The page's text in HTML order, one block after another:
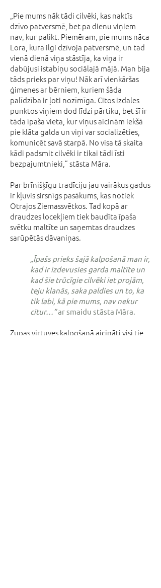
„Pie mums nāk tādi cilvēki, kas naktīs
dzīvo patversmē, bet pa dienu viņiem
nav, kur palikt. Piemēram, pie mums nāca
Lora, kura ilgi dzīvoja patversmē, un tad
vienā dienā viņa stāstīja, ka viņa ir
dabūjusi istabiņu sociālajā mājā. Man bija
tāds prieks par viņu! Nāk arī vienkāršas
ģimenes ar bērniem, kuriem šāda
palīdzība ir ļoti nozīmīga. Citos izdales
punktos viņiem dod līdzi pārtiku, bet šī ir
tāda īpaša vieta, kur viņus aicinām iekšā
pie klāta galda un viņi var socializēties,
komunicēt savā starpā. No visa tā skaita
kādi padsmit cilvēki ir tikai tādi īsti
bezpajumtnieki,” stāsta Māra.
Par brīnišķīgu tradīciju jau vairākus gadus
ir kļuvis sirsnīgs pasākums, kas notiek
Otrajos Ziemassvētkos. Tad kopā ar
draudzes locekļiem tiek baudīta īpaša
svētku maltīte un saņemtas draudzes
sarūpētās dāvaniņas.
„Īpašs prieks šajā kalpošanā man ir,
kad ir izdevusies garda maltīte un
kad šie trūcīgie cilvēki iet projām,
teju klanās, saka paldies un to, ka
tik labi, kā pie mums, nav nekur
citur…”ar smaidu stāsta Māra.
Zupas virtuves kalpošanā aicināti visi tie,